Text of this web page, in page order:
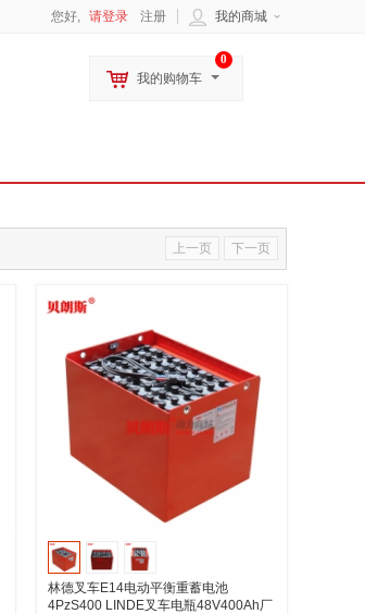
我的商城
您好, 请登录 注册
0
我的购物车
上一页 下一页
林德叉车E14电动平衡重蓄电池
4PzS400 LINDE叉车电瓶48V400Ah厂